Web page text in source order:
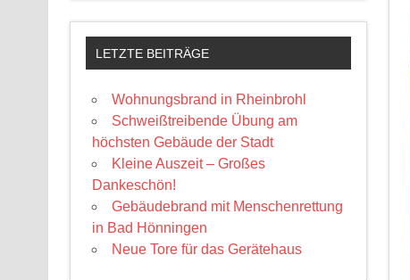
LETZTE BEITRÄGE
Wohnungsbrand in Rheinbrohl
Schweißtreibende Übung am
höchsten Gebäude der Stadt
Kleine Auszeit – Großes
Dankeschön!
Gebäudebrand mit Menschenrettung
in Bad Hönningen
Neue Tore für das Gerätehaus